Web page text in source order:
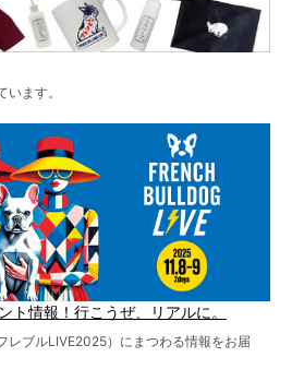
ます。
ト情報！行こうぜ、リアルに。
レブルLIVE2025）にまつわる情報をお届